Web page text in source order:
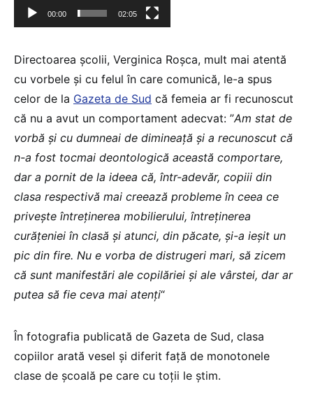
00:00 02:05
Directoarea școlii, Verginica Roșca, mult mai atentă
cu vorbele și cu felul în care comunică, le-a spus
celor de la Gazeta de Sud că femeia ar fi recunoscut
că nu a avut un comportament adecvat: ”Am stat de
vorbă şi cu dumneai de dimineaţă şi a recunoscut că
n-a fost tocmai deontologică această comportare,
dar a pornit de la ideea că, într-adevăr, copiii din
clasa respectivă mai creează probleme în ceea ce
priveşte întreţinerea mobilierului, întreţinerea
curăţeniei în clasă şi atunci, din păcate, şi-a ieşit un
pic din fire. Nu e vorba de distrugeri mari, să zicem
că sunt manifestări ale copilăriei şi ale vârstei, dar ar
putea să fie ceva mai atenţi“
În fotografia publicată de Gazeta de Sud, clasa
copiilor arată vesel și diferit față de monotonele
clase de școală pe care cu toții le știm.